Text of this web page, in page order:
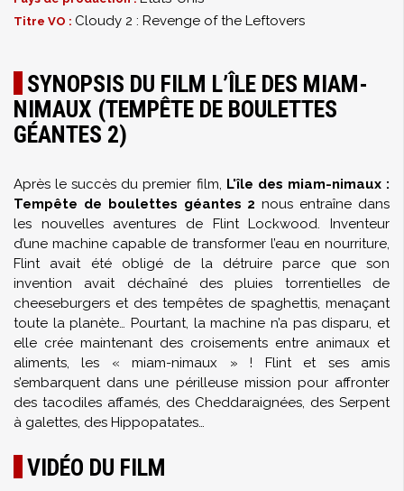
Titre VO : Cloudy 2 : Revenge of the Leftovers
SYNOPSIS DU FILM L’ÎLE DES MIAM-
NIMAUX (TEMPÊTE DE BOULETTES
GÉANTES 2)
Après le succès du premier film, L'île des miam-nimaux :
Tempête de boulettes géantes 2 nous entraîne dans
les nouvelles aventures de Flint Lockwood. Inventeur
d’une machine capable de transformer l’eau en nourriture,
Flint avait été obligé de la détruire parce que son
invention avait déchaîné des pluies torrentielles de
cheeseburgers et des tempêtes de spaghettis, menaçant
toute la planète… Pourtant, la machine n’a pas disparu, et
elle crée maintenant des croisements entre animaux et
aliments, les « miam-nimaux » ! Flint et ses amis
s’embarquent dans une périlleuse mission pour affronter
des tacodiles affamés, des Cheddaraignées, des Serpent
à galettes, des Hippopatates…
VIDÉO DU FILM